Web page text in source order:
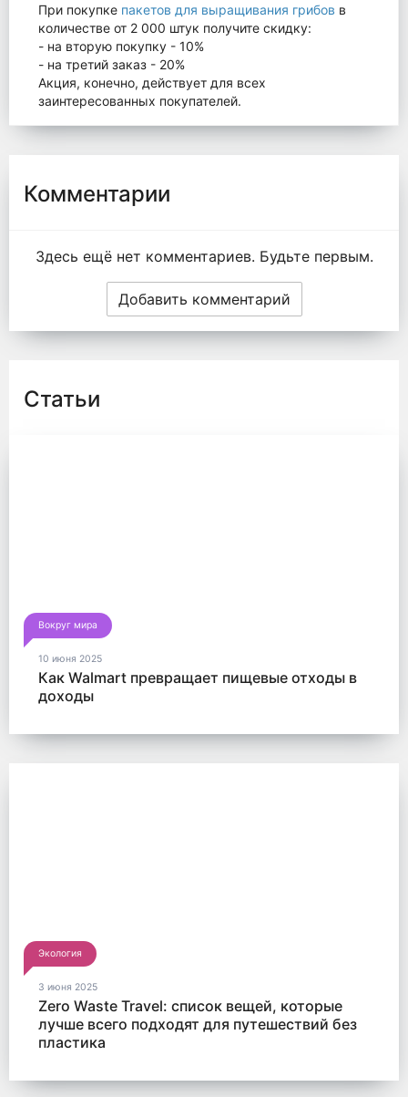
При покупке пакетов для выращивания грибов в
количестве от 2 000 штук получите скидку:
- на вторую покупку - 10%
- на третий заказ - 20%
Акция, конечно, действует для всех
заинтересованных покупателей.
Комментарии
Здесь ещё нет комментариев. Будьте первым.
Добавить комментарий
Статьи
Вокруг мира
10 июня 2025
Как Walmart превращает пищевые отходы в
доходы
Экология
3 июня 2025
Zero Waste Travel: список вещей, которые
лучше всего подходят для путешествий без
пластика